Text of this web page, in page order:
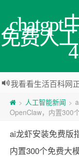
chatgpt
免费人
我看看生活百科网
> 人工智能新闻 >
OpenClaw，内置300
ai龙虾安装免费版
内置300个免费大